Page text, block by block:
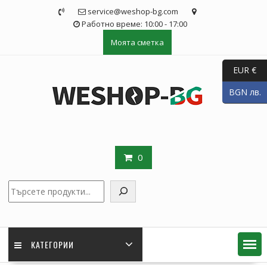
service@weshop-bg.com
Работно време: 10:00 - 17:00
Моята сметка
0
КАТЕГОРИИ
EUR €
BGN лв.